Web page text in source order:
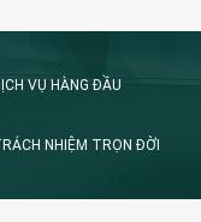
VỤ HÀNG ĐẦU
NHIỆM TRỌN ĐỜI